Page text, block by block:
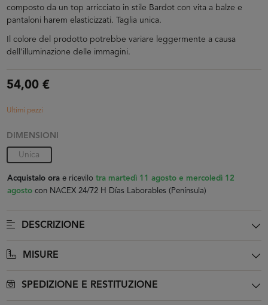
composto da un top arricciato in stile Bardot con vita a balze e
pantaloni harem elasticizzati. Taglia unica.
Il colore del prodotto potrebbe variare leggermente a causa
dell'illuminazione delle immagini.
54,00 €
Ultimi pezzi
DIMENSIONI
Unica
Acquistalo orae ricevilo tra martedì 11 agosto e mercoledì 12
agosto con NACEX 24/72 H Días Laborables (Península)
DESCRIZIONE
MISURE
SPEDIZIONE E RESTITUZIONE